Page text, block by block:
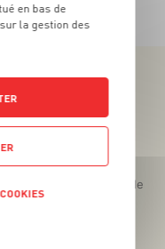
exclusives !
généreuses, des
le tout dans une seule
en bas de
la gestion des